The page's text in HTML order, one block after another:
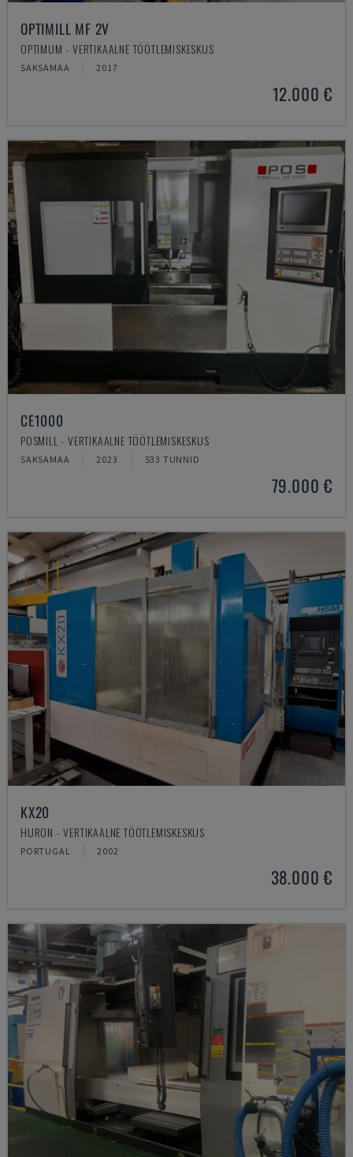
OPTIMILL MF 2V
OPTIMUM - VERTIKAALNE TÖÖTLEMISKESKUS
SAKSAMAA 2017
12.000 €
CE1000
POSMILL - VERTIKAALNE TÖÖTLEMISKESKUS
SAKSAMAA 2023 533 TUNNID
79.000 €
KX20
HURON - VERTIKAALNE TÖÖTLEMISKESKUS
PORTUGAL 2002
38.000 €